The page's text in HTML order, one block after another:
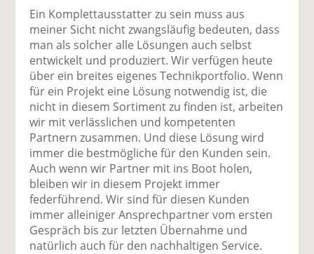
Ein Komplettausstatter zu sein muss aus
meiner Sicht nicht zwangsläufig bedeuten, dass
man als solcher alle Lösungen auch selbst
entwickelt und produziert. Wir verfügen heute
über ein breites eigenes Technikportfolio. Wenn
für ein Projekt eine Lösung notwendig ist, die
nicht in diesem Sortiment zu finden ist, arbeiten
wir mit verlässlichen und kompetenten
Partnern zusammen. Und diese Lösung wird
immer die bestmögliche für den Kunden sein.
Auch wenn wir Partner mit ins Boot holen,
bleiben wir in diesem Projekt immer
federführend. Wir sind für diesen Kunden
immer alleiniger Ansprechpartner vom ersten
Gespräch bis zur letzten Übernahme und
natürlich auch für den nachhaltigen Service.